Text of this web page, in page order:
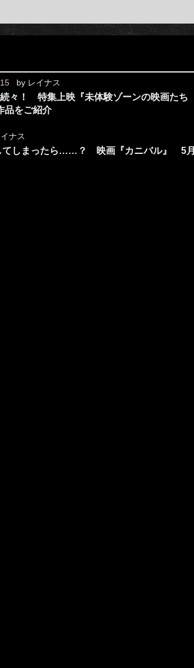
by レイナス
々！ 特集上映『未体験ゾーンの映画たち
品をご紹介
ナス
てしまったら……？ 映画『カニバル』 5月